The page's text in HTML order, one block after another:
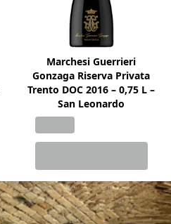
Marchesi Guerrieri
Gonzaga Riserva Privata
Trento DOC 2016 – 0,75 L –
San Leonardo